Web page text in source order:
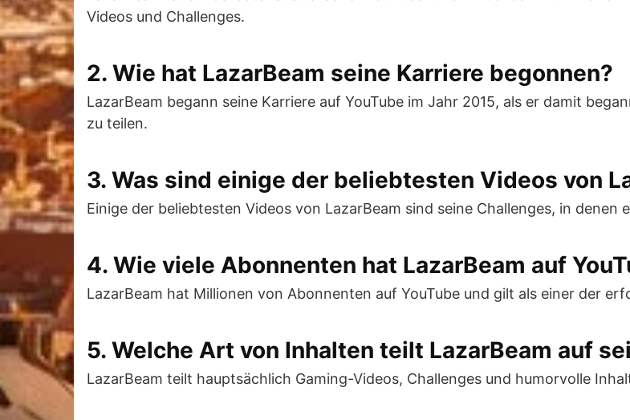
Videos und Challenges.
2. Wie hat LazarBeam seine Karriere begonnen?
LazarBeam begann seine Karriere auf YouTube im Jahr 2015, als er damit
zu teilen.
3. Was sind einige der beliebtesten Videos von
Einige der beliebtesten Videos von LazarBeam sind seine Challenges, in
4. Wie viele Abonnenten hat LazarBeam auf
LazarBeam hat Millionen von Abonnenten auf YouTube und gilt als einer der
5. Welche Art von Inhalten teilt LazarBeam auf
LazarBeam teilt hauptsächlich Gaming-Videos, Challenges und humorvolle